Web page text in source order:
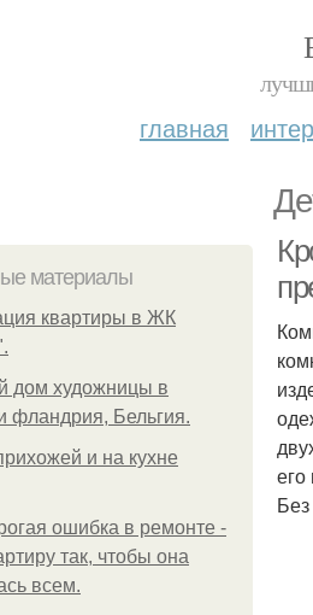
главная
материалы
квартиры в ЖК
дом художницы в
фландрия, Бельгия.
и на кухне
ошибка в ремонте -
так, чтобы она
всем.